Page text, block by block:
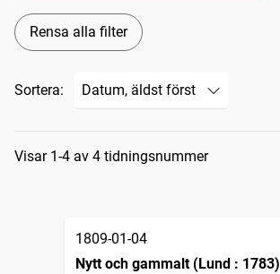
Rensa alla filter
Sortera:
Sökresultat
Visar 1-4 av 4 tidningsnummer
1809-01-04
Nytt och gammalt (Lund : 1783)